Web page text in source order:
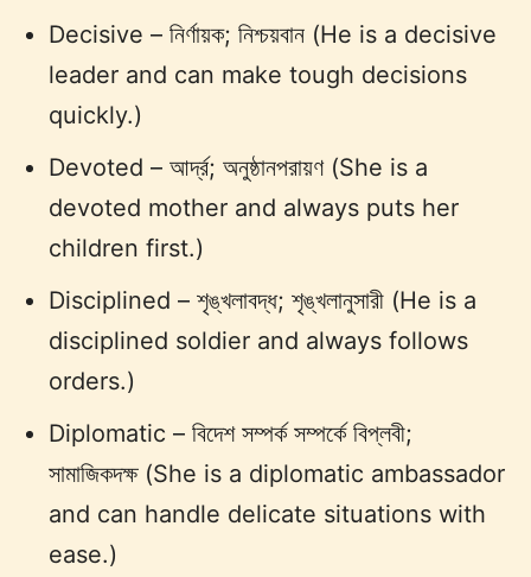
Decisive – নির্ণায়ক; নিশ্চয়বান (He is a decisive
leader and can make tough decisions
quickly.)
Devoted – আর্দ্র; অনুষ্ঠানপরায়ণ (She is a
devoted mother and always puts her
children first.)
Disciplined – শৃঙ্খলাবদ্ধ; শৃঙ্খলানুসারী (He is a
disciplined soldier and always follows
orders.)
Diplomatic – বিদেশ সম্পর্ক সম্পর্কে বিপ্লবী;
সামাজিকদক্ষ (She is a diplomatic ambassador
and can handle delicate situations with
ease.)